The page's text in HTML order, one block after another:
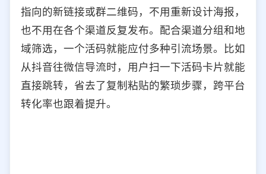
指向的新链接或群二维码，不用重新设计海报，
也不用在各个渠道反复发布。配合渠道分组和地
域筛选，一个活码就能应付多种引流场景。比如
从抖音往微信导流时，用户扫一下活码卡片就能
直接跳转，省去了复制粘贴的繁琐步骤，跨平台
转化率也跟着提升。